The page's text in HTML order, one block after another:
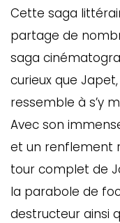
Cette saga
partage de
saga
curieux que
ressemble à s’y
Avec son
et un renflement
tour complet de
la parabole de
destructeur ainsi